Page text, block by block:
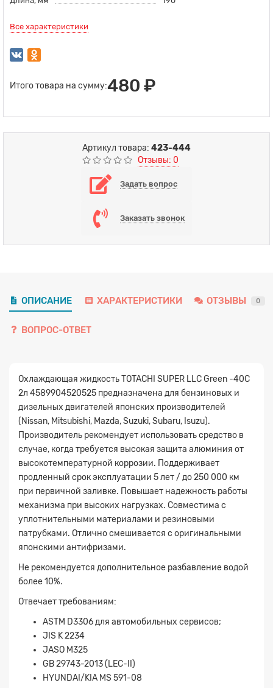
Все характеристики
Итого товара на сумму:480 ₽
Артикул товара: 423-444
Отзывы: 0
Задать вопрос
Заказать звонок
ОПИСАНИЕ ХАРАКТЕРИСТИКИ ОТЗЫВЫ 0
ВОПРОС-ОТВЕТ
Охлаждающая жидкость TOTACHI SUPER LLC Green -40C
2л 4589904520525 предназначена для бензиновых и
дизельных двигателей японских производителей
(Nissan, Mitsubishi, Mazda, Suzuki, Subaru, Isuzu).
Производитель рекомендует использовать средство в
случае, когда требуется высокая защита алюминия от
высокотемпературной коррозии. Поддерживает
продленный срок эксплуатации 5 лет / до 250 000 км
при первичной заливке. Повышает надежность работы
механизма при высоких нагрузках. Совместима с
уплотнительными материалами и резиновыми
патрубками. Отлично смешивается с оригинальными
японскими антифризами.
Не рекомендуется дополнительное разбавление водой
более 10%.
Отвечает требованиям:
ASTM D3306 для автомобильных сервисов;
JIS K 2234
JASO M325
GB 29743-2013 (LEC-II)
HYUNDAI/KIA MS 591-08
Заявка на расчет